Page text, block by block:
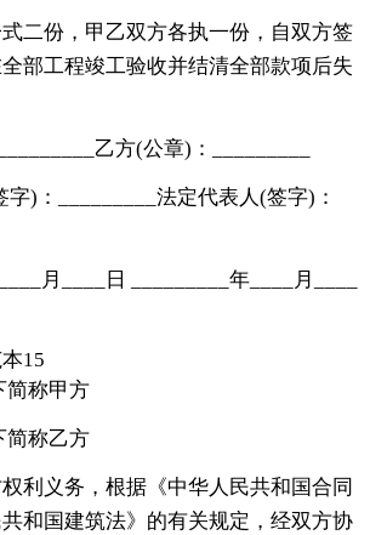
二份，甲乙双方各执一份，自双方签
部工程竣工验收并结清全部款项后失
乙方(公章)：_________
)：_________法定代表人(签字)：
月____日 _________年____月____
15
简称甲方
简称乙方
利义务，根据《中华人民共和国合同
和国建筑法》的有关规定，经双方协